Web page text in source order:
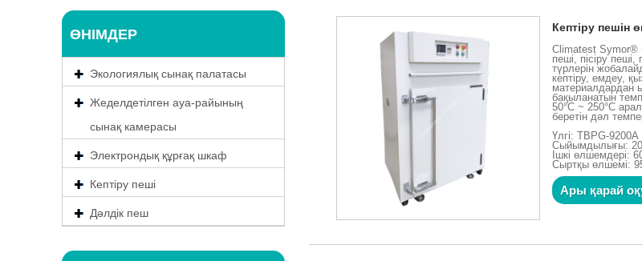
ӨНІМДЕР
Экологиялық сынақ палатасы
Жеделдетілген ауа-райының
сынақ камерасы
Электрондық құрғақ шкаф
Кептіру пеші
Дәлдік пеш
Кептіру пешін
Climatest Symor® -
пеші, пісіру
түрлерін
кептіру, емдеу,
материалдардан
бақыланатын
50°C ~ 250°C
беретін дәл
Үлгі: TBPG-9200A
Сыйымдылығы:
Ішкі өлшемдері:
Сыртқы өлшемі:
Ары қарай